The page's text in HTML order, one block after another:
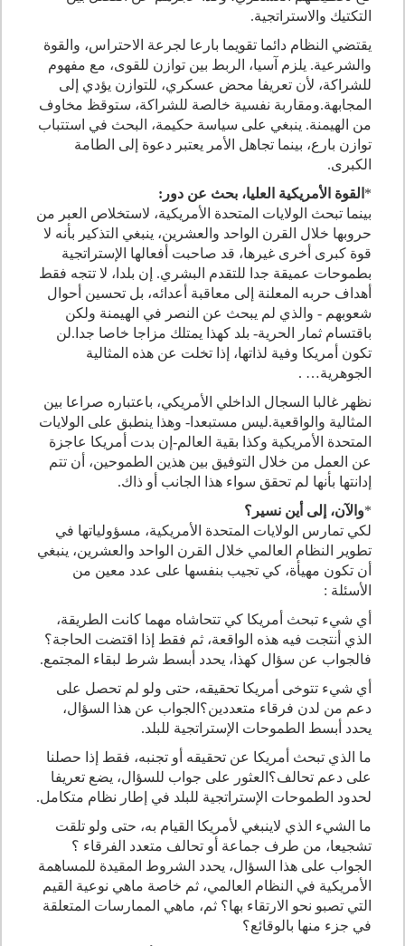
التكتيك والاستراتجية.
يقتضي النظام دائما تقويما بارعا لجرعة الاحتراس، والقوة
والشرعية. يلزم آسيا، الربط بين توازن للقوى، مع مفهوم
للشراكة، لأن تعريفا محض عسكري، للتوازن يؤدي إلى
المجابهة.ومقاربة نفسية خالصة للشراكة، ستوقظ مخاوف
من الهيمنة. ينبغي على سياسة حكيمة، البحث في استتباب
توازن بارع، بينما تجاهل الأمر يعتبر دعوة إلى الطامة
الكبرى.
* القوة الأمريكية العليا، بحث عن دور :
بينما تبحث الولايات المتحدة الأمريكية، لاستخلاص العبر من
حروبها خلال القرن الواحد والعشرين، ينبغي التذكير بأنه لا
قوة كبرى أخرى غيرها، قد صاحبت أفعالها الإستراتجية
بطموحات عميقة جدا للتقدم البشري. إن بلدا، لا تتجه فقط
أهداف حربه المعلنة إلى معاقبة أعدائه، بل تحسين أحوال
شعوبهم - والذي لم يبحث عن النصر في الهيمنة ولكن
باقتسام ثمار الحرية- بلد كهذا يمتلك مزاجا خاصا جدا .لن
تكون أمريكا وفية لذاتها، إذا تخلت عن هذه المثالية
الجوهرية…
.
نظهر غالبا السجال الداخلي الأمريكي، باعتباره صراعا بين
المثالية والواقعية.ليس مستبعدا- وهذا ينطبق على الولايات
المتحدة الأمريكية وكذا بقية العالم-إن بدت أمريكا عاجزة
عن العمل من خلال التوفيق بين هذين الطموحين، أن تتم
إدانتها بأنها لم تحقق سواء هذا الجانب أو ذاك.
*والآن، إلى أين نسير؟
لكي تمارس الولايات المتحدة الأمريكية، مسؤولياتها في
تطوير النظام العالمي خلال القرن الواحد والعشرين، ينبغي
أن تكون مهيأة، كي تجيب بنفسها على عدد معين من
الأسئلة :
أي شيء تبحث أمريكا كي تتحاشاه مهما كانت الطريقة،
الذي أنتجت فيه هذه الواقعة، ثم فقط إذا اقتضت الحاجة؟
فالجواب عن سؤال كهذا، يحدد أبسط شرط لبقاء المجتمع.
أي شيء تتوخى أمريكا تحقيقه، حتى ولو لم تحصل على
دعم من لدن فرقاء متعددين؟الجواب عن هذا السؤال،
يحدد أبسط الطموحات الإستراتجية للبلد.
ما الذي تبحث أمريكا عن تحقيقه أو تجنبه، فقط إذا حصلنا
على دعم تحالف؟العثور على جواب للسؤال، يضع تعريفا
لحدود الطموحات الإستراتجية للبلد في إطار نظام متكامل.
ما الشيء الذي لاينبغي لأمريكا القيام به، حتى ولو تلقت
تشجيعا، من طرف جماعة أو تحالف متعدد الفرقاء ؟
الجواب على هذا السؤال، يحدد الشروط المقيدة للمساهمة
الأمريكية في النظام العالمي، ثم خاصة ماهي نوعية القيم
التي تصبو نحو الارتقاء بها؟ ثم، ماهي الممارسات المتعلقة
في جزء منها بالوقائع؟